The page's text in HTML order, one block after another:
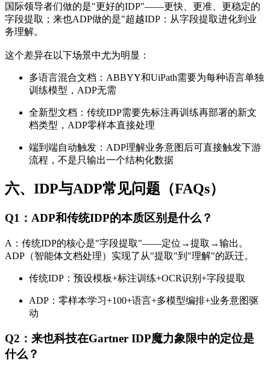
国际领导者们做的是"更好的IDP"——更快、更准、更稳定的
字段提取；来也ADP做的是"超越IDP：从字段提取进化到业
务理解。
这个差异在以下场景中尤为明显：
多语言混合文档：ABBYY和UiPath需要为每种语言单独
训练模型，ADP无需
全新型文档：传统IDP需要先标注再训练再部署的新文
档类型，ADP零样本直接处理
端到端自动触发：ADP理解业务意图后可直接触发下游
流程，不是只输出一个结构化数据
六、IDP与ADP常见问题（FAQs）
Q1：ADP和传统IDP的本质区别是什么？
A：传统IDP的核心是"字段提取"——定位→提取→输出。
ADP（智能体文档处理）实现了从"提取"到"理解"的跃迁。
传统IDP：预设模板+标注训练+OCR识别+字段提取
ADP：零样本学习+100+语言+多模型编排+业务意图驱
动
Q2：来也科技在Gartner IDP魔力象限中的定位是
什么？